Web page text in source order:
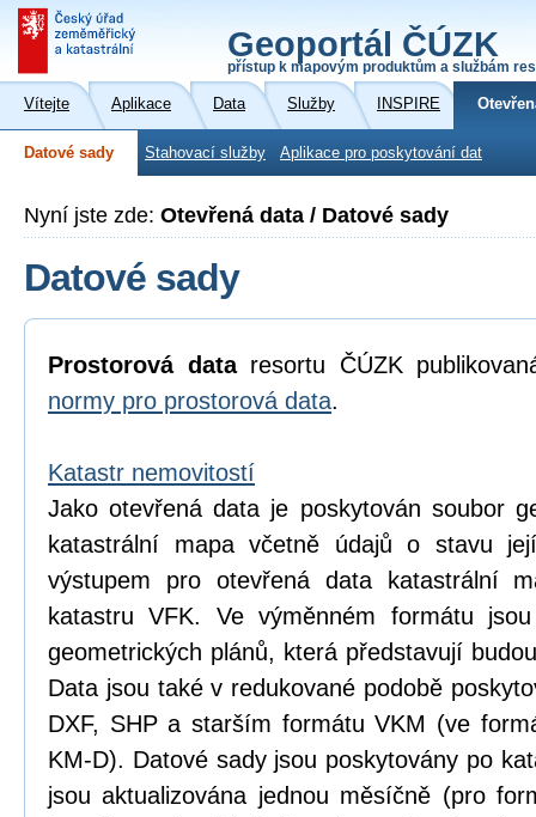
Geoportál ČÚZK
přístup k mapovým produktům a službám
Vítejte Aplikace Data Služby INSPIRE
Datové sady Stahovací služby Aplikace pro poskytování dat
Nyní jste zde: Otevřená data / Datové sady
Datové sady
Prostorová data resortu ČÚZK
normy pro prostorová data.
Katastr nemovitostí
Jako otevřená data je poskytován soubor
katastrální mapa včetně údajů o stavu
výstupem pro otevřená data katastrální
katastru VFK. Ve výměnném formátu
geometrických plánů, která představují
Data jsou také v redukované podobě
DXF, SHP a starším formátu VKM (ve
KM-D). Datové sady jsou poskytovány po
jsou aktualizována jednou měsíčně (pro